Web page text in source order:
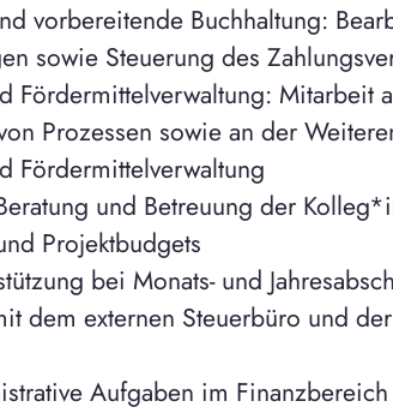
vorbereitende Buchhaltung:
sowie Steuerung des
Fördermittelverwaltung: Mitarbeit
Prozessen sowie an der
Fördermittelverwaltung
und Betreuung der
Projektbudgets
bei Monats- und
dem externen Steuerbüro und
Aufgaben im Finanzbereich